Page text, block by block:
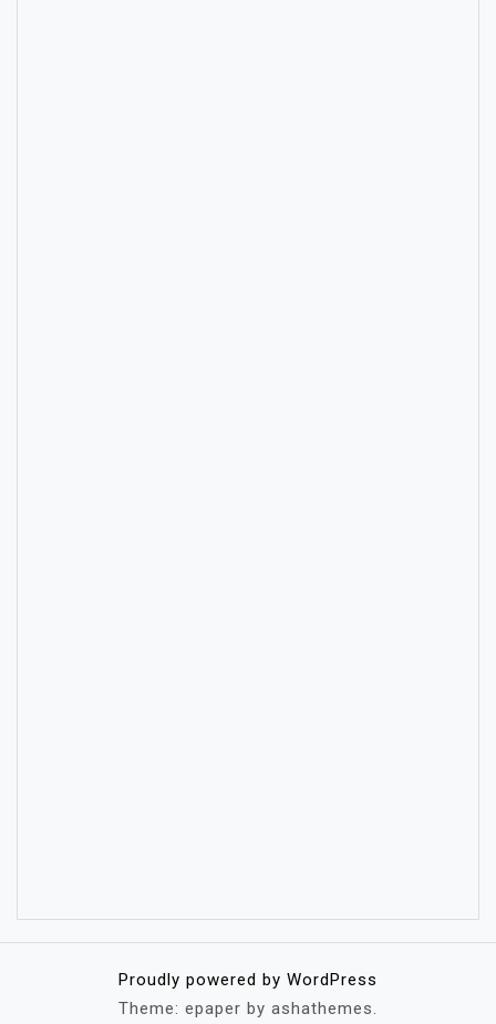
Proudly powered by WordPress
Theme: epaper by ashathemes.